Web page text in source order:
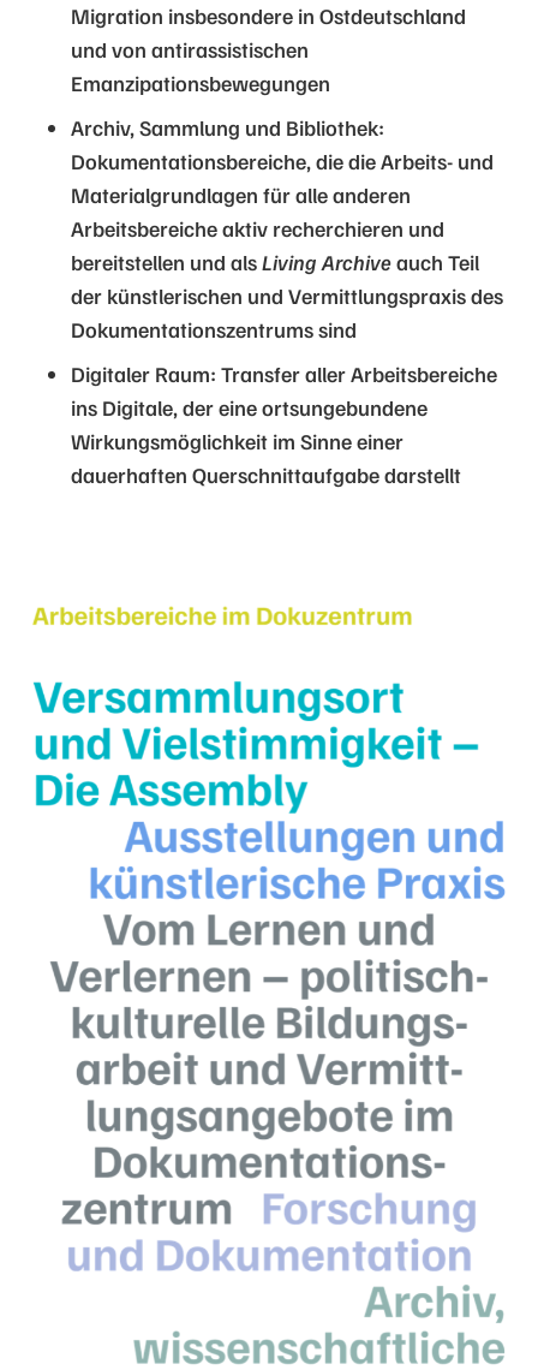
Migration insbesondere in Ostdeutschland
und von antirassistischen
Emanzipationsbewegungen
Archiv, Sammlung und Bibliothek:
Dokumentationsbereiche, die die Arbeits- und
Materialgrundlagen für alle anderen
Arbeitsbereiche aktiv recherchieren und
bereitstellen und alsLiving Archiveauch Teil
der künstlerischen und Vermittlungspraxis des
Dokumentationszentrums sind
Digitaler Raum: Transfer aller Arbeitsbereiche
ins Digitale, der eine ortsungebundene
Wirkungsmöglichkeit im Sinne einer
dauerhaften Querschnittaufgabe darstellt